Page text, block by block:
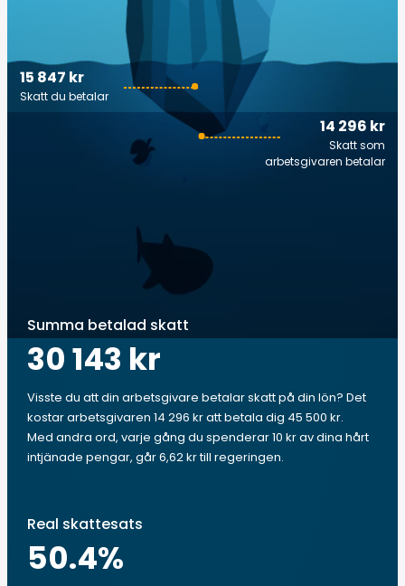
14 296 kr
Skatt som
arbetsgivaren betalar
15 847 kr
Skatt du betalar
Summa betalad skatt
30 143 kr
Visste du att din arbetsgivare betalar skatt på din lön? Det
kostar arbetsgivaren 14 296 kr att betala dig 45 500 kr.
Med andra ord, varje gång du spenderar 10 kr av dina hårt
intjänade pengar, går 6,62 kr till regeringen.
Real skattesats
50.4%